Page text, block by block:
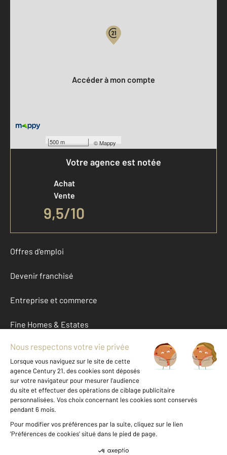
500 m ©Mappy
Accéder à mon compte
Votre agence est notée
Achat
Vente
9,5/10
Offres d'emploi
Devenir franchisé
Entreprise et commerce
Fine Homes & Estates
À propos
International
Nous contacter